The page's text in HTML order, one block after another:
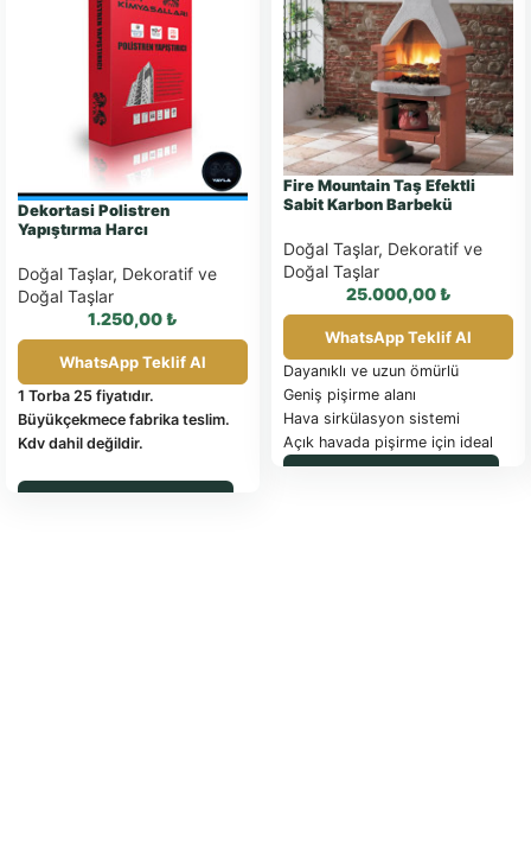
Dekortasi Polistren
Yapıştırma Harcı
Doğal Taşlar, Dekoratif ve
Doğal Taşlar
1.250,00₺
WhatsApp Teklif Al
1 Torba 25 fiyatıdır.
Büyükçekmece fabrika teslim.
Kdv dahil değildir.
Fire Mountain Taş Efektli
Sabit Karbon Barbekü
Doğal Taşlar, Dekoratif ve
Doğal Taşlar
25.000,00₺
WhatsApp Teklif Al
Dayanıklı ve uzun ömürlü
Geniş pişirme alanı
Hava sirkülasyon sistemi
Açık havada pişirme için ideal